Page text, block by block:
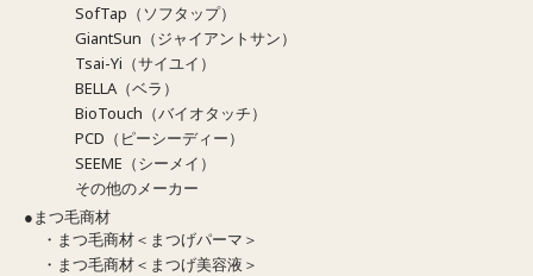
SofTap（ソフタップ）
GiantSun（ジャイアントサン）
Tsai-Yi（サイユイ）
BELLA（ベラ）
BioTouch（バイオタッチ）
PCD（ピーシーディー）
SEEME（シーメイ）
その他のメーカー
●まつ毛商材
・まつ毛商材＜まつげパーマ＞
・まつ毛商材＜まつげ美容液＞